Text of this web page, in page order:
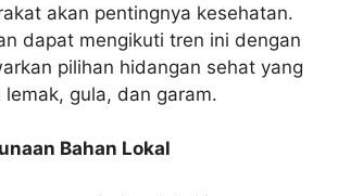
akan pentingnya kesehatan.
dapat mengikuti tren ini dengan
pilihan hidangan sehat yang
lemak, gula, dan garam.
Bahan Lokal